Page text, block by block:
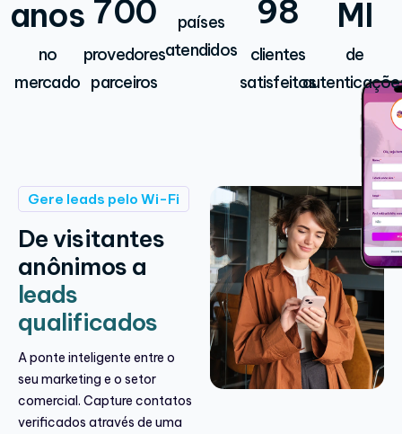
anos
no
mercado
700
provedores
parceiros
países
atendidos
98
clientes
satisfeitos
MI
de
Gere leads pelo Wi-Fi
De visitantes
anônimos a
leads
qualificados
A ponte inteligente entre o
seu marketing e o setor
comercial. Capture contatos
verificados através de uma